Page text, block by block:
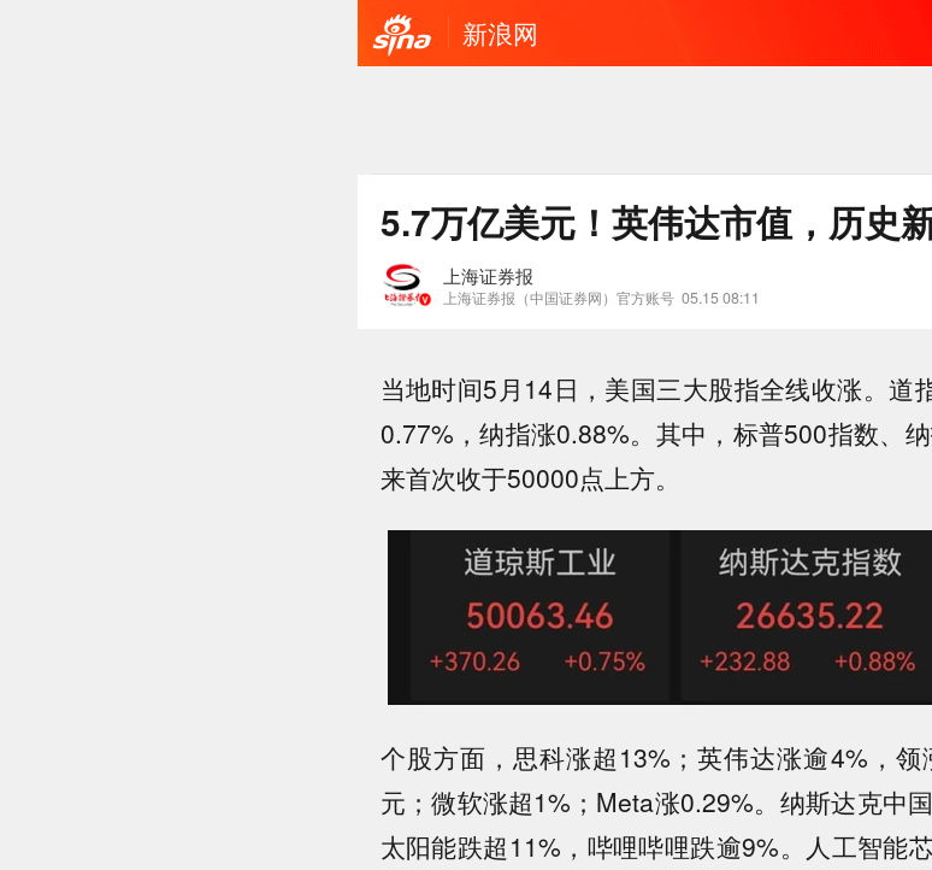
新浪网
5.7万亿美元！英伟达市值，历史
上海证券报
上海证券报（中国证券网）官方账号 05.15 08:11
当地时间5月14日，美国三大股指全线收涨。道
0.77%，纳指涨0.88%。其中，标普500指数、
来首次收于50000点上方。
个股方面，思科涨超13%；英伟达涨逾4%，
元；微软涨超1%；Meta涨0.29%。纳斯达克中
太阳能跌超11%，哔哩哔哩跌逾9%。人工智能